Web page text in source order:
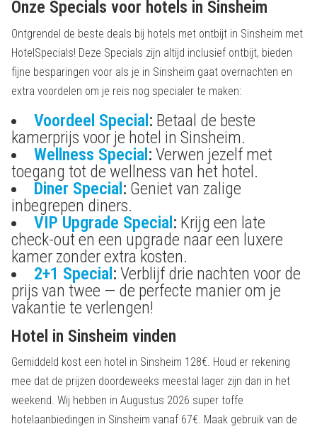
Onze Specials voor hotels in Sinsheim
Ontgrendel de beste deals bij hotels met ontbijt in Sinsheim met
HotelSpecials! Deze Specials zijn altijd inclusief ontbijt, bieden
fijne besparingen voor als je in Sinsheim gaat overnachten en
extra voordelen om je reis nog specialer te maken:
Voordeel Special: Betaal de beste
kamerprijs voor je hotel in Sinsheim.
Wellness Special: Verwen jezelf met
toegang tot de wellness van het hotel.
Diner Special: Geniet van zalige
inbegrepen diners.
VIP Upgrade Special: Krijg een late
check-out en een upgrade naar een luxere
kamer zonder extra kosten.
2+1 Special: Verblijf drie nachten voor de
prijs van twee — de perfecte manier om je
vakantie te verlengen!
Hotel in Sinsheim vinden
Gemiddeld kost een hotel in Sinsheim 128€. Houd er rekening
mee dat de prijzen doordeweeks meestal lager zijn dan in het
weekend. Wij hebben in Augustus 2026 super toffe
hotelaanbiedingen in Sinsheim vanaf 67€. Maak gebruik van de